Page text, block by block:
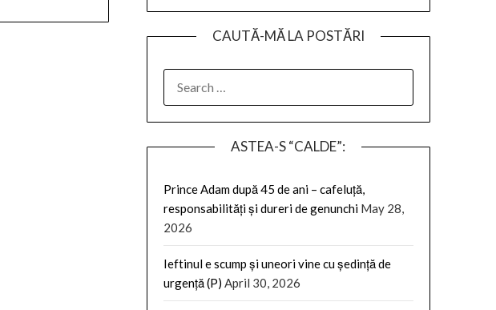
CAUTĂ-MĂ LA POSTĂRI
FOR:
ASTEA-S “CALDE”:
Prince Adam după 45 de ani – cafeluță,
responsabilități și dureri de genunchi May 28,
2026
Ieftinul e scump și uneori vine cu ședință de
urgență (P) April 30, 2026